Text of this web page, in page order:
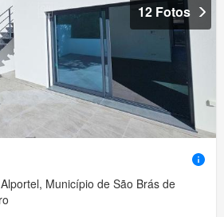
12 Fotos
Município de São Brás de